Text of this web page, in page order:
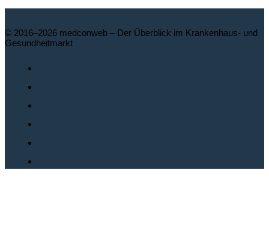
© 2016–2026 medconweb – Der Überblick im Krankenhaus- und
Gesundheitmarkt